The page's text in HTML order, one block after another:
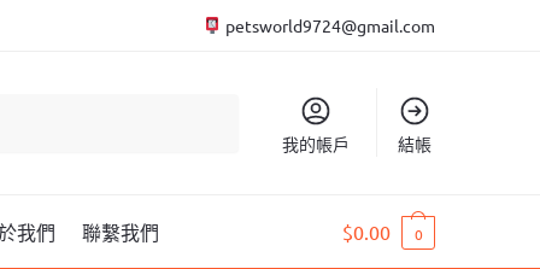
petsworld9724@gmail.com
我的帳戶 結帳
我們 聯繫我們 $0.00 0